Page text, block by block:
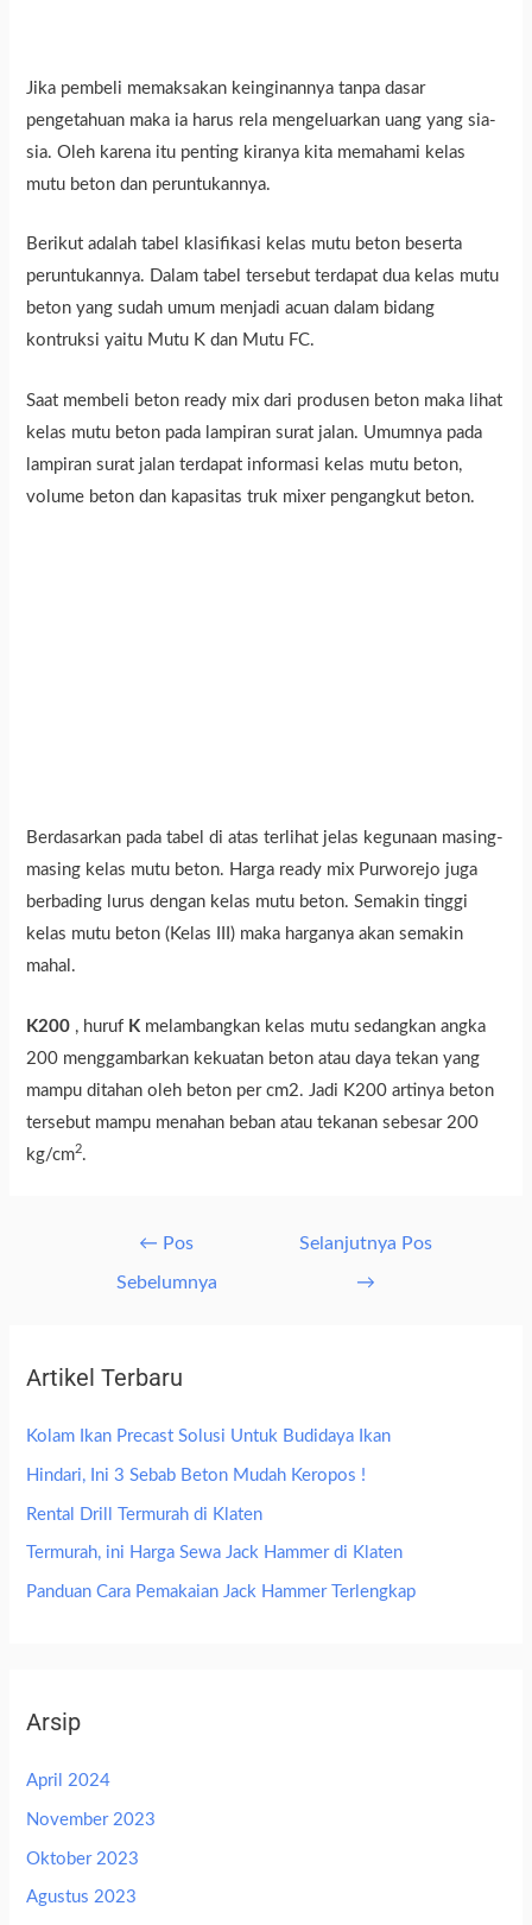
Jika pembeli memaksakan keinginannya tanpa dasar
pengetahuan maka ia harus rela mengeluarkan uang yang sia-
sia. Oleh karena itu penting kiranya kita memahami kelas
mutu beton dan peruntukannya.
Berikut adalah tabel klasifikasi kelas mutu beton beserta
peruntukannya. Dalam tabel tersebut terdapat dua kelas mutu
beton yang sudah umum menjadi acuan dalam bidang
kontruksi yaitu Mutu K dan Mutu FC.
Saat membeli beton ready mix dari produsen beton maka lihat
kelas mutu beton pada lampiran surat jalan. Umumnya pada
lampiran surat jalan terdapat informasi kelas mutu beton,
volume beton dan kapasitas truk mixer pengangkut beton.
Berdasarkan pada tabel di atas terlihat jelas kegunaan masing-
masing kelas mutu beton. Harga ready mix Purworejo juga
berbading lurus dengan kelas mutu beton. Semakin tinggi
kelas mutu beton (Kelas III) maka harganya akan semakin
mahal.
K200 , huruf K melambangkan kelas mutu sedangkan angka
200 menggambarkan kekuatan beton atau daya tekan yang
mampu ditahan oleh beton per cm2. Jadi K200 artinya beton
tersebut mampu menahan beban atau tekanan sebesar 200
kg/cm2.
← Pos
Sebelumnya
Selanjutnya Pos
→
Artikel Terbaru
Kolam Ikan Precast Solusi Untuk Budidaya Ikan
Hindari, Ini 3 Sebab Beton Mudah Keropos !
Rental Drill Termurah di Klaten
Termurah, ini Harga Sewa Jack Hammer di Klaten
Panduan Cara Pemakaian Jack Hammer Terlengkap
Arsip
April 2024
November 2023
Oktober 2023
Agustus 2023